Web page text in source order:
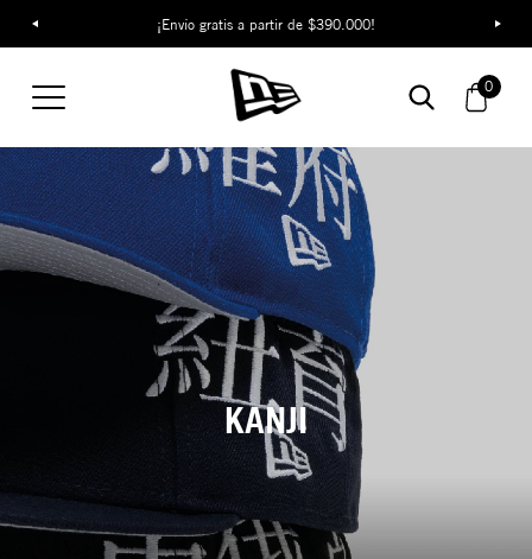
¡Envío gratis a partir de $390.000!
0
KANJI